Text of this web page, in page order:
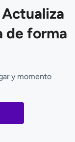
de forma
y momento